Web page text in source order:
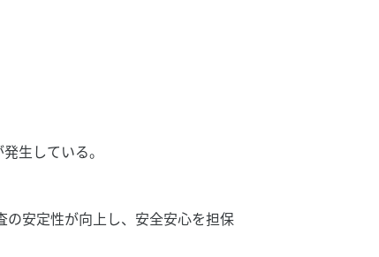
生している。
安定性が向上し、安全安心を担保